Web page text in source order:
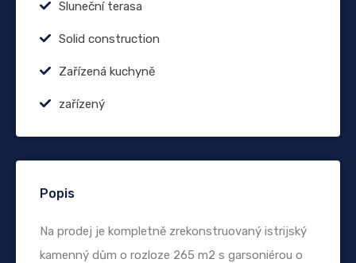
Sluneční terasa
Solid construction
Zařízená kuchyně
zařízený
Popis
Na prodej je kompletně zrekonstruovaný istrijský
kamenný dům o rozloze 265 m2 s garsoniérou o